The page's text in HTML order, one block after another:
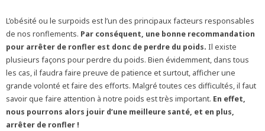
L’obésité ou le surpoids est l’un des principaux facteurs responsables
de nos ronflements. Par conséquent, une bonne recommandation
pour arrêter de ronfler est donc de perdre du poids. Il existe
plusieurs façons pour perdre du poids. Bien évidemment, dans tous
les cas, il faudra faire preuve de patience et surtout, afficher une
grande volonté et faire des efforts. Malgré toutes ces difficultés, il faut
savoir que faire attention à notre poids est très important. En effet,
nous pourrons alors jouir d’une meilleure santé, et en plus,
arrêter de ronfler !